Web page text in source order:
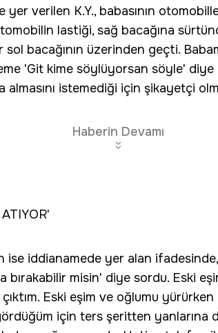
verilen K.Y., babasının
lastiği, sağ bacağına
sol bacağının üzerinden geçti.
'Git kime söylüyorsan söyle' diye
almasını istemediği için şikayetçi
Haberin Devamı
ise iddianamede yer alan
bırakabilir misin' diye sordu. Eski
Eski eşim ve oğlumu yürürken
için ters şeritten yanlarına